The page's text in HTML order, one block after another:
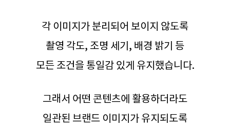
각 이미지가 분리되어 보이지 않도록
촬영 각도, 조명 세기, 배경 밝기 등
모든 조건을 통일감 있게 유지했습니다.
그래서 어떤 콘텐츠에 활용하더라도
일관된 브랜드 이미지가 유지되도록